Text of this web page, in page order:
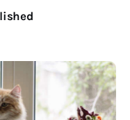
SHARE POST